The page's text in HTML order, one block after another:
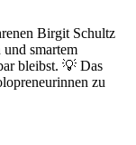
Birgit Schultz
smartem
bleibst. 💡 Das
zu